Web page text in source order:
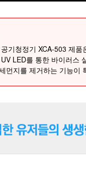
기청정기 XCA-503 제품
LED를 통한 바이러스
먼지를 제거하는 기능이